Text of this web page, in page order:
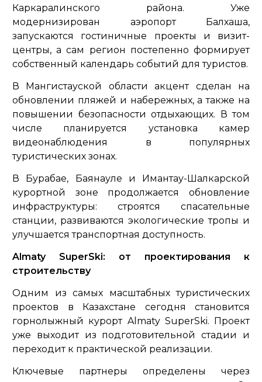
Каркаралинского района. Уже
модернизирован аэропорт Балхаша,
запускаются гостиничные проекты и визит-
центры, а сам регион постепенно формирует
собственный календарь событий для туристов.
В Мангистауской области акцент сделан на
обновлении пляжей и набережных, а также на
повышении безопасности отдыхающих. В том
числе планируется установка камер
видеонаблюдения в популярных
туристических зонах.
В Бурабае, Баянауле и Имантау-Шалкарской
курортной зоне продолжается обновление
инфраструктуры: строятся спасательные
станции, развиваются экологические тропы и
улучшается транспортная доступность.
Almaty SuperSki: от проектирования к
строительству
Одним из самых масштабных туристических
проектов в Казахстане сегодня становится
горнолыжный курорт Almaty SuperSki. Проект
уже выходит из подготовительной стадии и
переходит к практической реализации.
Ключевые партнеры определены через